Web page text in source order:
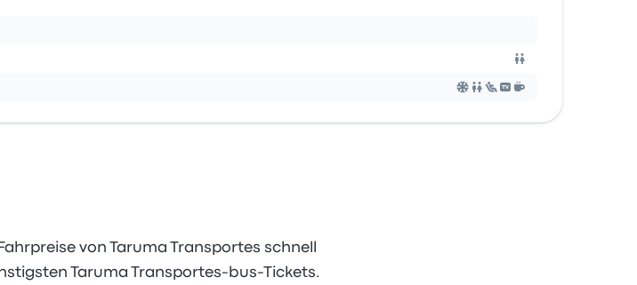
von Taruma Transportes schnell
Taruma Transportes-bus-Tickets.